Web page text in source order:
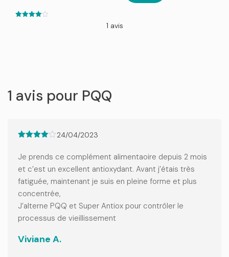
1 avis
1 avis pour PQQ
24/04/2023
Je prends ce complément alimentaoire depuis 2 mois
et c’est un excellent antioxydant. Avant j’étais très
fatiguée, maintenant je suis en pleine forme et plus
concentrée,
J’alterne PQQ et Super Antiox pour contrôler le
processus de vieillissement
Viviane A.